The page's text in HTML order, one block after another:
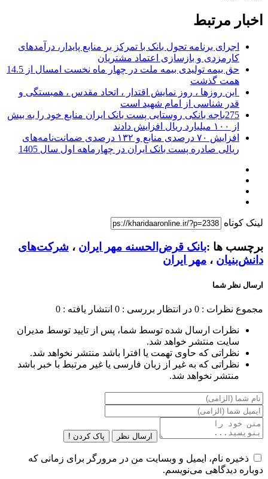
اخبار مرتبط
اجرای برنامه تحول بانک با تمرکز بر منابع پایدار، درآمدهای
کارمزدی و بازسازی اعتماد مشتریان
حق بیمه تولیدی بیمه ملت در چهار ماه نخست امسال از 14.5
همت گذشت
این روزها ، روز نمایش اقتدار ، اتحاد مقدس ، همبستگی و
قدر شناسی از امام شهید است
275باجه بانکی روستایی پست بانک ایران منابع خود را به بیش
از ۱۰۰ میلیارد ریال افزایش دادند
افزایش ۷۰ درصدی منابع و ۱۳۲ درصدی ضمانت‌نامه‌های
ریالی صادره پست بانک ایران در چهارماهه اول سال 1405
لینک کوتاه
برچسب ها :بانک قرض‌الحسنه مهر ایران ، شرکت‌های
دانش‌بنیان ، مهر ایران
ارسال نظر شما
مجموع نظرات : 0 در انتظار بررسی : 0 انتشار یافته : 0
نظرات ارسال شده توسط شما، پس از تایید توسط مدیران
سایت منتشر خواهد شد.
نظراتی که حاوی تهمت یا افترا باشد منتشر نخواهد شد.
نظراتی که به غیر از زبان فارسی یا غیر مرتبط با خبر باشد
منتشر نخواهد شد.
ارسال نظر پاک کردن !
ذخیره نام، ایمیل و وبسایت من در مرورگر برای زمانی که
دوباره دیدگاهی می‌نویسم.